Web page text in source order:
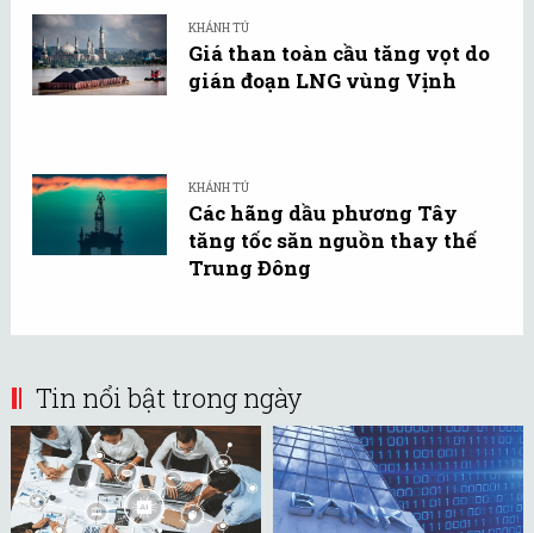
KHÁNH TÚ
Giá than toàn cầu tăng vọt do
gián đoạn LNG vùng Vịnh
KHÁNH TÚ
Các hãng dầu phương Tây
tăng tốc săn nguồn thay thế
Trung Đông
Tin nổi bật trong ngày